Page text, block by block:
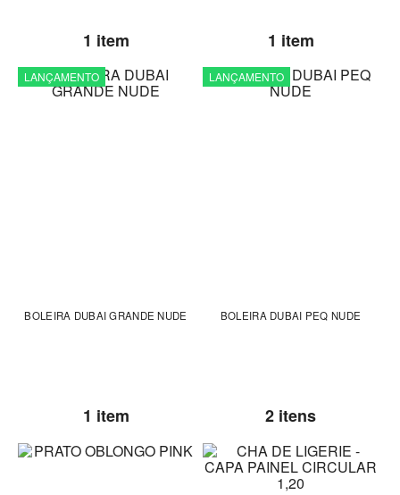
1 item 1 item
LANÇAMENTO
BOLEIRA DUBAI GRANDE NUDE
1 item
LANÇAMENTO
BOLEIRA DUBAI PEQ NUDE
2 itens